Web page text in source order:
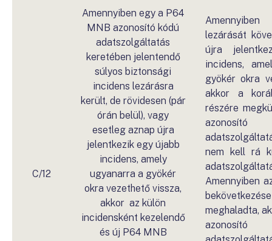
C/12
Amennyiben egy a P64
MNB azonosító kódú
adatszolgáltatás
keretében jelentendő
súlyos biztonsági
incidens lezárásra
került, de rövidesen (pár
órán belül), vagy
esetleg aznap újra
jelentkezik egy újabb
incidens, amely
ugyanarra a gyökér
okra vezethető vissza,
akkor az külön
incidensként kezelendő
és új P64 MNB
lezárását
újra
incidens,
gyökér okra
akkor a
részére
nem kell rá
Amennyiben
meghaladta,